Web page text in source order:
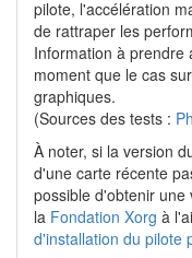
pilote, l'accélération
de rattraper les
Information à prendre
moment que le cas
graphiques.
(Sources des tests :
À noter, si la version
d'une carte récente
possible d'obtenir
la Fondation Xorg à
d'installation du pilote